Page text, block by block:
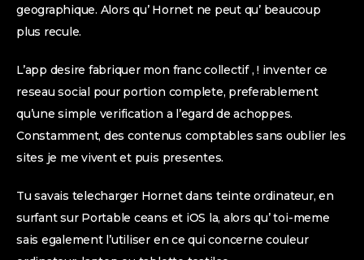
geographique. Alors qu’ Hornet ne peut qu’ beaucoup
plus recule.
L’app desire fabriquer mon franc collectif , ! inventer ce
reseau social pour portion complete, preferablement
qu’une simple verification a l’egard de achoppes.
Constamment, des contenus comptables sans oublier les
sites je me vivent et puis presentes.
Tu savais telecharger Hornet dans teinte ordinateur, en
surfant sur Portable ceans et iOS la, alors qu’ toi-meme
sais egalement l’utiliser en ce qui concerne couleur